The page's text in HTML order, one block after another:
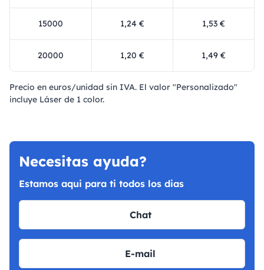
15000 1,24 € 1,53 €
20000 1,20 € 1,49 €
Precio en euros/unidad sin IVA. El valor "Personalizado"
incluye Láser de 1 color.
Necesitas ayuda?
Estamos aqui para ti todos los dias
Chat
E-mail